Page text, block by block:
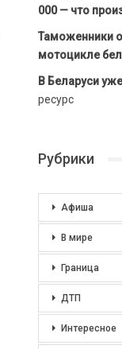
000 — что
Таможенники
мотоцикле
В Беларуси
ресурс
Рубрики
Афиша
В мире
Граница
ДТП
Интересное